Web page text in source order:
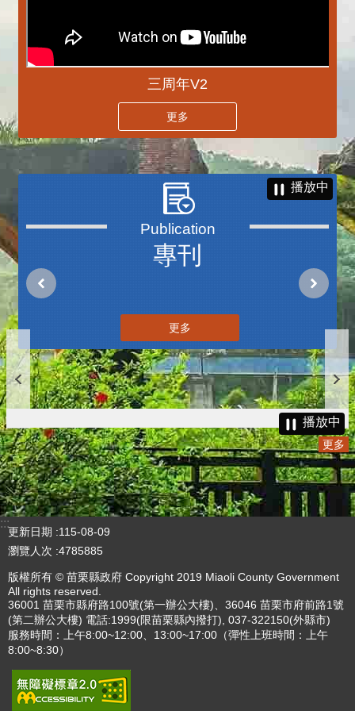
三周年V2
更多
專刊
播放中
更多
播放中
更多
:::
更新日期
115-08-09
瀏覽人次 4785885
版權所有 © 苗栗縣政府 Copyright 2019 Miaoli County Government
All rights reserved.
36001 苗栗市縣府路100號(第一辦公大樓)、36046 苗栗市府前路1號
(第二辦公大樓) 電話:1999(限苗栗縣內撥打), 037-322150(外縣市)
服務時間：上午8:00~12:00、13:00~17:00（彈性上班時間：上午
8:00~8:30）